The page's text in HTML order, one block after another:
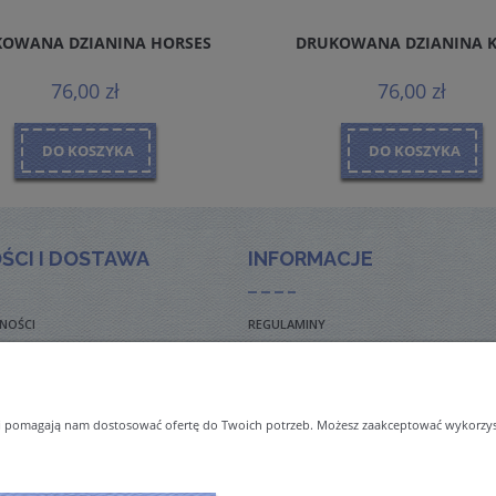
DZIANINA HORSES
76,00 zł
DO KOSZYKA
DRUKOWANA DZIANINA
76,00 zł
DO KOSZYKA
I DOSTAWA
ORDERS & SHIPMENT
INFORMACJE
REGULAMINY
nam dostosować ofertę do Twoich potrzeb. Możesz zaakceptować